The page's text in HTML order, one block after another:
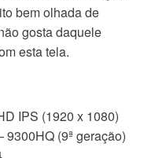
bem olhada de
gosta daquele
esta tela.
IPS (1920 x 1080)
9300HQ (9ª geração)